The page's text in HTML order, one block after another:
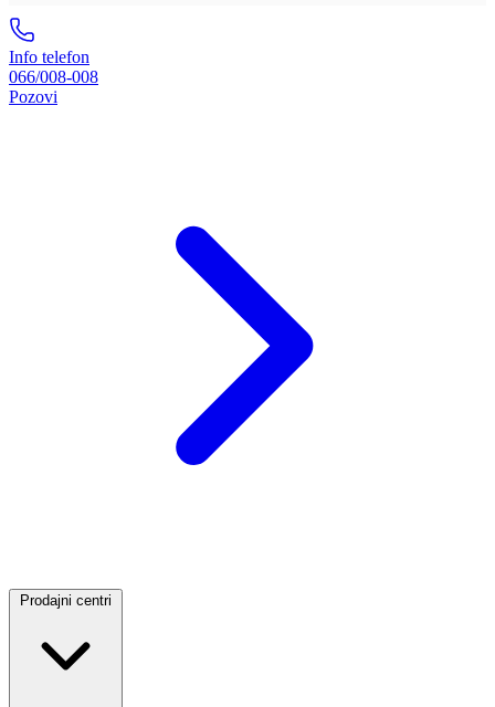
Info telefon
066/008-008
Pozovi
Prodajni centri